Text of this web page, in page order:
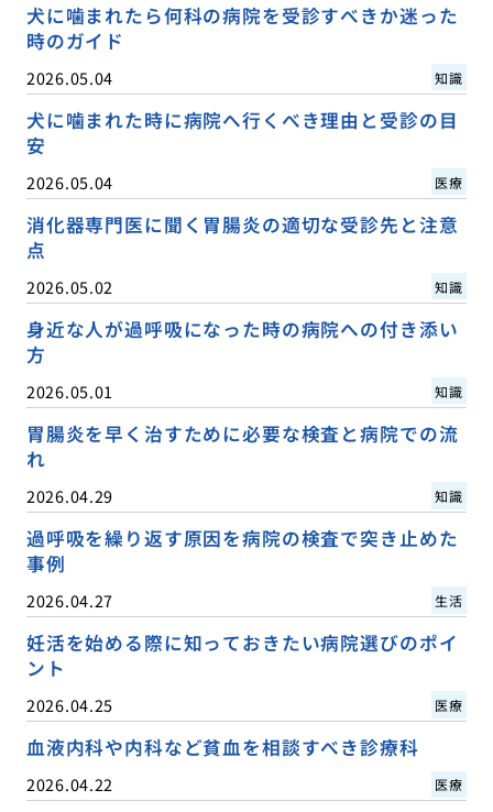
犬に噛まれたら何科の病院を受診すべきか迷った
時のガイド
2026.05.04 知識
犬に噛まれた時に病院へ行くべき理由と受診の目
安
2026.05.04 医療
消化器専門医に聞く胃腸炎の適切な受診先と注意
点
2026.05.02 知識
身近な人が過呼吸になった時の病院への付き添い
方
2026.05.01 知識
胃腸炎を早く治すために必要な検査と病院での流
れ
2026.04.29 知識
過呼吸を繰り返す原因を病院の検査で突き止めた
事例
2026.04.27 生活
妊活を始める際に知っておきたい病院選びのポイ
ント
2026.04.25 医療
血液内科や内科など貧血を相談すべき診療科
2026.04.22 医療